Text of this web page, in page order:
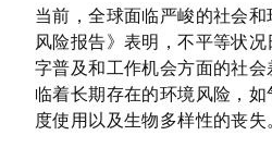
当前，全球面临严峻的社会
风险报告》表明，不平等状
字普及和工作机会方面的社
临着长期存在的环境风险，
度使用以及生物多样性的丧失